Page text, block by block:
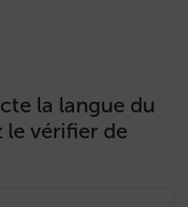
la langue du
le vérifier de